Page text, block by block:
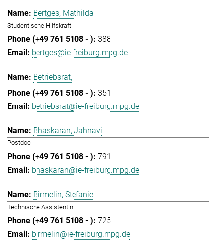
Bertges, Mathilda
Studentische Hilfskraft
388
bertges@ie-freiburg.mpg.de
Betriebsrat,
351
betriebsrat@ie-freiburg.mpg.de
Bhaskaran, Jahnavi
Postdoc
791
bhaskaran@ie-freiburg.mpg.de
Birmelin, Stefanie
Technische Assistentin
725
birmelin@ie-freiburg.mpg.de